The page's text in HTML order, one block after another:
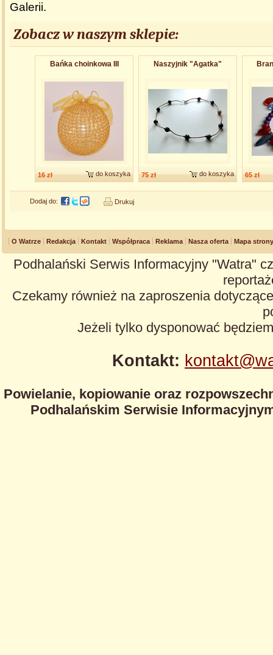
Galerii.
Zobacz w naszym sklepie:
Bańka choinkowa III
16 zł do koszyka
Naszyjnik "Agatka"
75 zł do koszyka 65 zł
Dodaj do: Drukuj
O Watrze Redakcja Kontakt Współpraca Reklama Nasza oferta Mapa strony
Podhalański Serwis Informacyjny "Watra"
Czekamy również na zaproszenia
Jeżeli tylko dysponować
Kontakt:
Powielanie, kopiowanie oraz
Podhalańskim Serwisie